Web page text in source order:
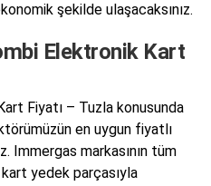
şekilde ulaşacaksınız.
Elektronik Kart
Fiyatı – Tuzla konusunda
en uygun fiyatlı
Immergas markasının tüm
yedek parçasıyla